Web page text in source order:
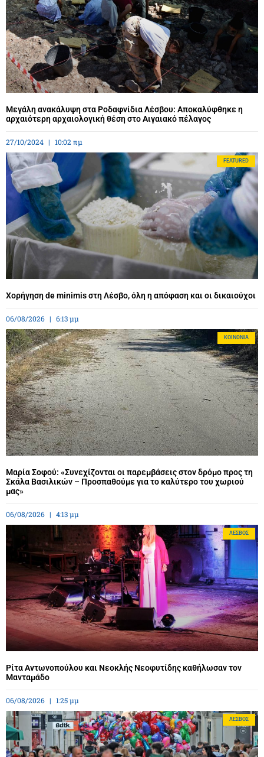
Μεγάλη ανακάλυψη στα Ροδαφνίδια Λέσβου: Αποκαλύφθηκε η
αρχαιότερη αρχαιολογική θέση στο Αιγαιακό πέλαγος
27/10/2024 10:02 πμ
FEATURED
Χορήγηση de minimis στη Λέσβο, όλη η απόφαση και οι δικαιούχοι
06/08/2026 6:13 μμ
ΚΟΙΝΩΝΊΑ
Μαρία Σοφού: «Συνεχίζονται οι παρεμβάσεις στον δρόμο προς τη
Σκάλα Βασιλικών – Προσπαθούμε για το καλύτερο του χωριού
μας»
06/08/2026 4:13 μμ
ΛΈΣΒΟΣ
Ρίτα Αντωνοπούλου και Νεοκλής Νεοφυτίδης καθήλωσαν τον
Μανταμάδο
06/08/2026 1:25 μμ
ΛΈΣΒΟΣ